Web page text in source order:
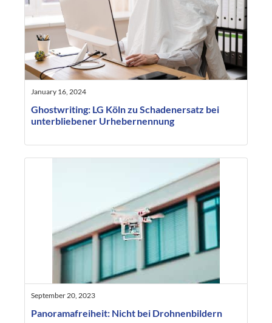
January 16, 2024
Ghostwriting: LG Köln zu Schadenersatz bei
unterbliebener Urhebernennung
September 20, 2023
Panoramafreiheit: Nicht bei Drohnenbildern